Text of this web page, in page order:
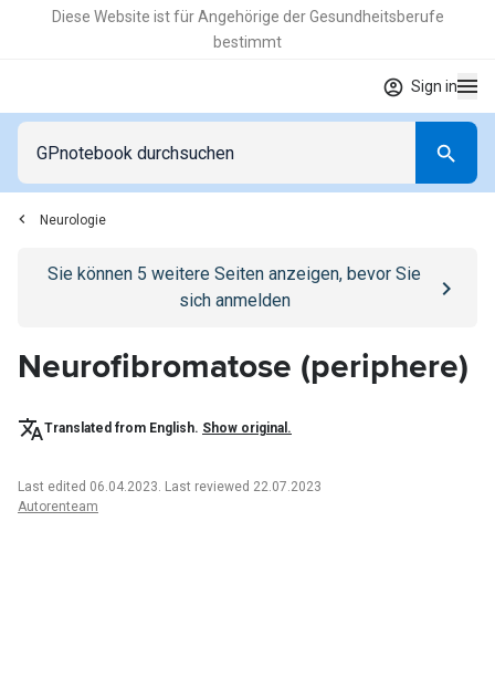
Diese Website ist für Angehörige der Gesundheitsberufe
bestimmt
Sign in
Neurologie
Go to/anmeldenpage
Sie können 5 weitere Seiten anzeigen, bevor Sie
sich anmelden
Neurofibromatose (periphere)
Translated from English. Show original.
Last edited 06.04.2023. Last reviewed 22.07.2023
Autorenteam